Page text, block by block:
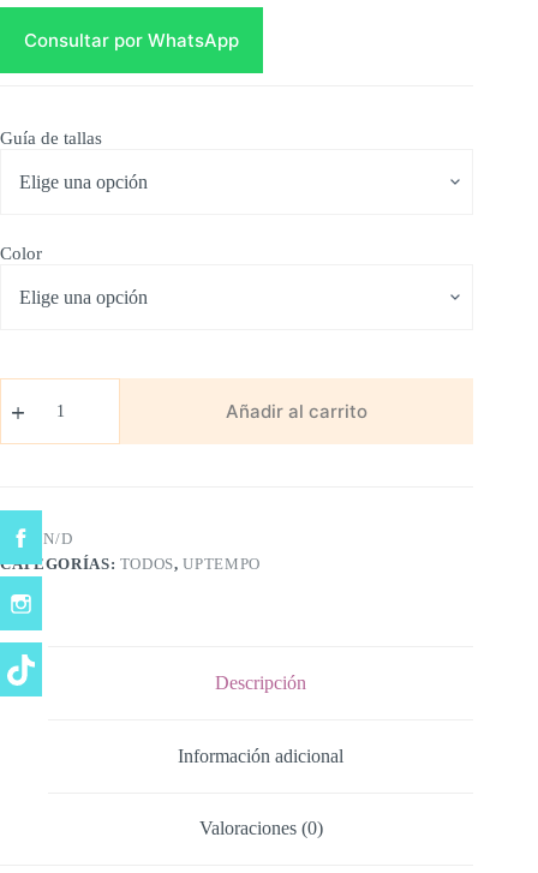
was:
is:
Consultar por WhatsApp
Guía de tallas
Color
Uptempo
Añadir al carrito
SKU:N/D
CATEGORÍAS: TODOS,UPTEMPO
Descripción
Información adicional
Valoraciones (0)